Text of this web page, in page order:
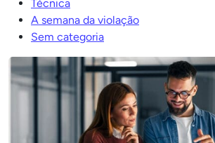
Técnica
A semana da violação
Sem categoria